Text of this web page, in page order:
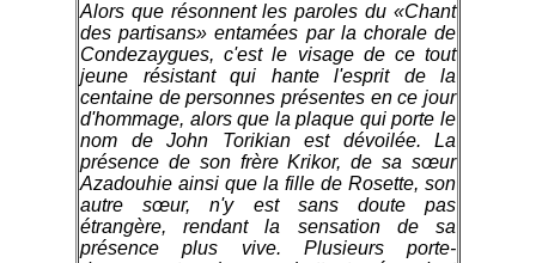
Alors que résonnent les paroles du «Chant
des partisans» entamées par la chorale de
Condezaygues, c'est le visage de ce tout
jeune résistant qui hante l'esprit de la
centaine de personnes présentes en ce jour
d'hommage, alors que la plaque qui porte le
nom de John Torikian est dévoilée. La
présence de son frère Krikor, de sa sœur
Azadouhie ainsi que la fille de Rosette, son
autre sœur, n'y est sans doute pas
étrangère, rendant la sensation de sa
présence plus vive. Plusieurs porte-